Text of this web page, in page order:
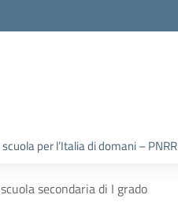
per l’Italia di domani – PNRR
secondaria di I grado